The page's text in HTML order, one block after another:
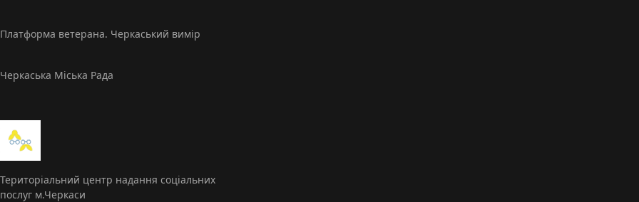
Платформа ветерана. Черкаський вимір
Черкаська Міська Рада
Територіальний центр надання соціальних
послуг м.Черкаси